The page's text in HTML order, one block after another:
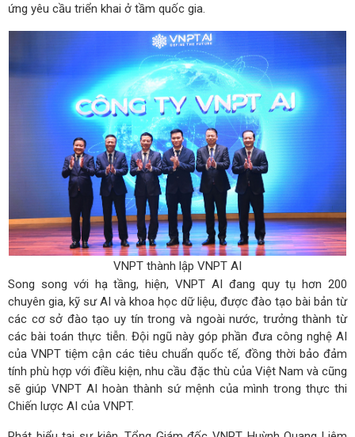
ứng yêu cầu triển khai ở tầm quốc gia.
VNPT thành lập VNPT AI
Song song với hạ tầng, hiện, VNPT AI đang quy tụ hơn 200
chuyên gia, kỹ sư AI và khoa học dữ liệu, được đào tạo bài bản từ
các cơ sở đào tạo uy tín trong và ngoài nước, trưởng thành từ
các bài toán thực tiễn. Đội ngũ này góp phần đưa công nghệ AI
của VNPT tiệm cận các tiêu chuẩn quốc tế, đồng thời bảo đảm
tính phù hợp với điều kiện, nhu cầu đặc thù của Việt Nam và cũng
sẽ giúp VNPT AI hoàn thành sứ mệnh của mình trong thực thi
Chiến lược AI của VNPT.